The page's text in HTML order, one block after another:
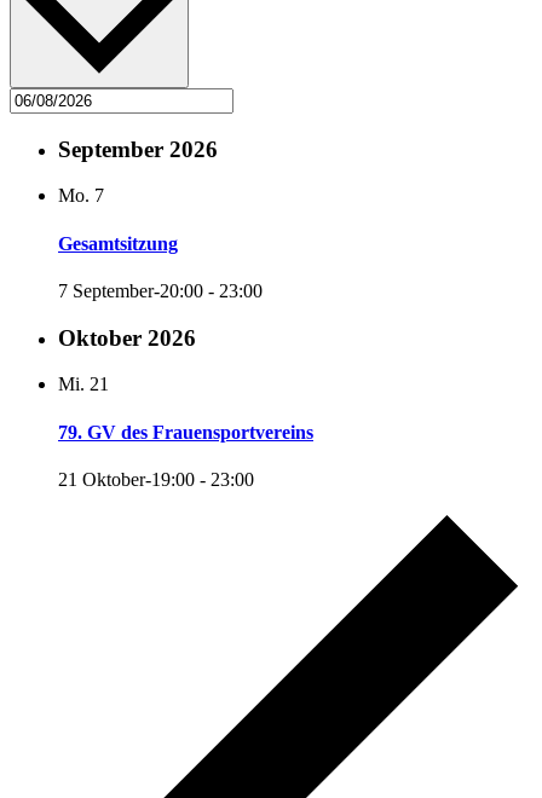
September 2026
Mo. 7
Gesamtsitzung
7 September-20:00 - 23:00
Oktober 2026
Mi. 21
79. GV des Frauensportvereins
21 Oktober-19:00 - 23:00